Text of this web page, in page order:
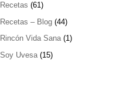
Recetas (61)
Recetas – Blog (44)
Rincón Vida Sana(1)
Soy Uvesa (15)